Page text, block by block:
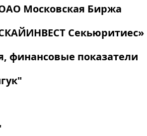
Московская Биржа
Секьюритиес»
финансовые показатели